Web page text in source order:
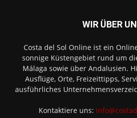
WIR ÜBER
Costa del Sol Online ist ein
sonnige Küstengebiet rund um
Málaga sowie über Andalusien.
Ausflüge, Orte, Freizeittipps,
ausführliches
Kontaktiere uns: